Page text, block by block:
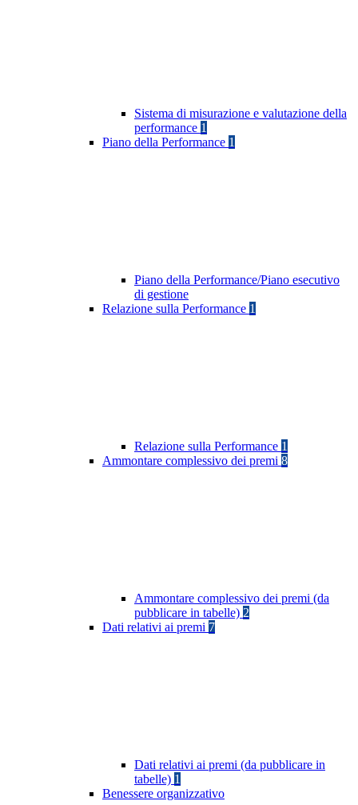
Sistema di misurazione e valutazione della
performance 1
Piano della Performance 1
Piano della Performance/Piano esecutivo
di gestione
Relazione sulla Performance 1
Relazione sulla Performance 1
Ammontare complessivo dei premi 8
Ammontare complessivo dei premi (da
pubblicare in tabelle) 2
Dati relativi ai premi 7
Dati relativi ai premi (da pubblicare in
tabelle) 1
Benessere organizzativo